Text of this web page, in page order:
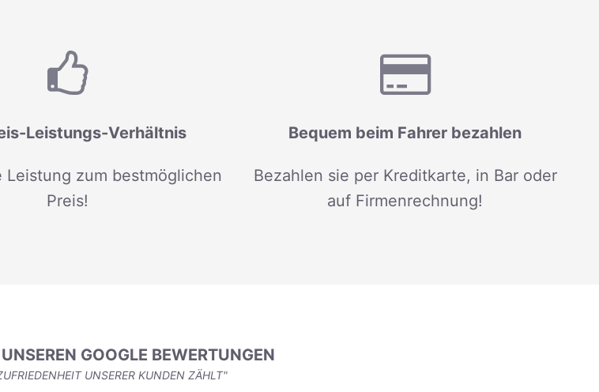
Leistungs-Verhältnis
Leistung zum bestmöglichen
Preis!
Bequem beim Fahrer bezahlen
Bezahlen sie per Kreditkarte, in Bar oder
auf Firmenrechnung!
GOOGLE BEWERTUNGEN
UNSERER KUNDEN ZÄHLT"